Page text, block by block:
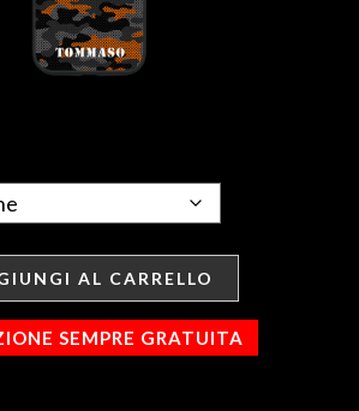
AL CARRELLO
SEMPRE GRATUITA